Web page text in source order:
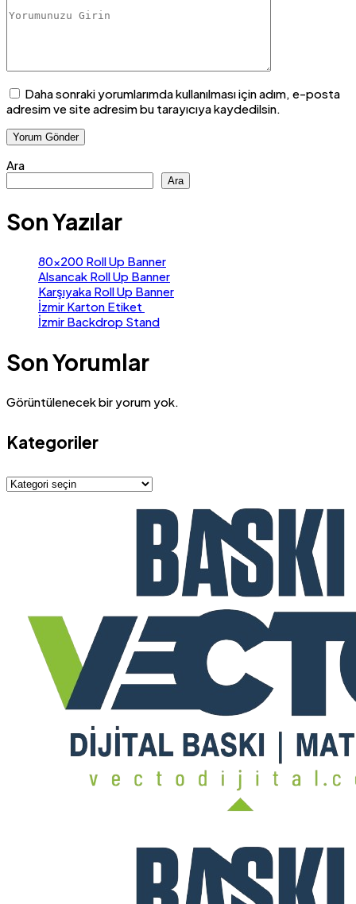
Daha sonraki yorumlarımda kullanılması için adım, e-posta
adresim ve site adresim bu tarayıcıya kaydedilsin.
Ara
Ara
Son Yazılar
80×200 Roll Up Banner
Alsancak Roll Up Banner
Karşıyaka Roll Up Banner
İzmir Karton Etiket
İzmir Backdrop Stand
Son Yorumlar
Görüntülenecek bir yorum yok.
Kategoriler
Kategoriler